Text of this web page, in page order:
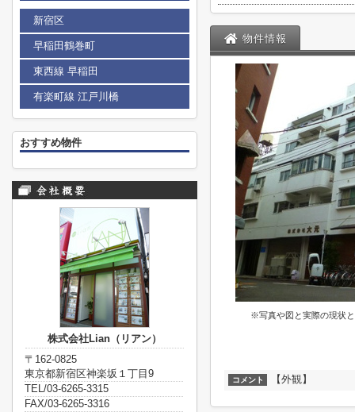
物件情報
※写真や図と実際の現状
コメント 【外観】
新宿区
早稲田鶴巻町
東西線 早稲田
有楽町線 江戸川橋
おすすめ物件
株式会社Lian（リアン）
〒162-0825
東京都新宿区神楽坂１丁目9
TEL/03-6265-3315
FAX/03-6265-3316